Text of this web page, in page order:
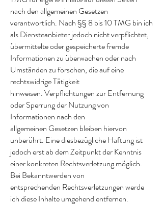
nach den allgemeinen Gesetzen
verantwortlich. Nach §§ 8 bis 10 TMG bin ich
als Diensteanbieter jedoch nicht verpflichtet,
übermittelte oder gespeicherte fremde
Informationen zu überwachen oder nach
Umständen zu forschen, die auf eine
rechtswidrige Tätigkeit
hinweisen. Verpflichtungen zur Entfernung
oder Sperrung der Nutzung von
Informationen nach den
allgemeinen Gesetzen bleiben hiervon
unberührt. Eine diesbezügliche Haftung ist
jedoch erst ab dem Zeitpunkt der Kenntnis
einer konkreten Rechtsverletzung möglich.
Bei Bekanntwerden von
entsprechenden Rechtsverletzungen werde
ich diese Inhalte umgehend entfernen.